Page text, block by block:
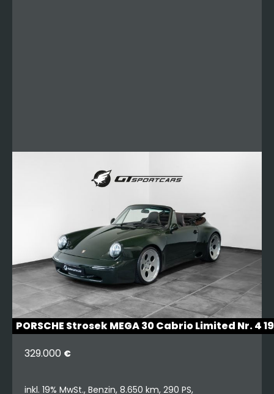
PORSCHE Strosek MEGA 30 Cabrio Limited Nr. 4
329.000 €
inkl. 19% MwSt., Benzin, 8.650 km, 290 PS,